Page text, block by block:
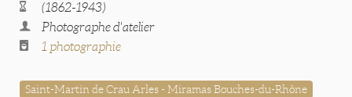
(1862-1943)
Photographe d'atelier
1 photographie
Saint-Martin de Crau Arles - Miramas Bouches-du-Rhône